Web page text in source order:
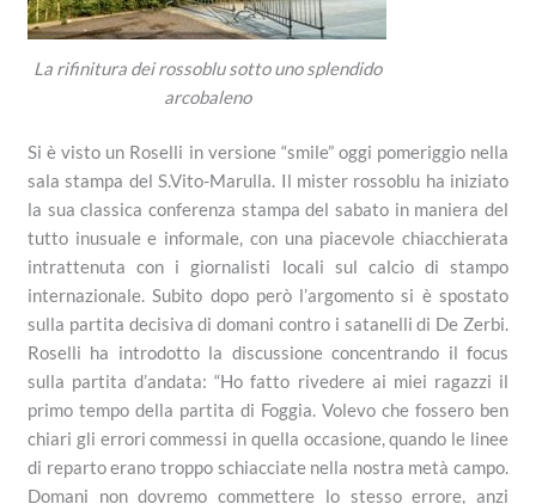
La rifinitura dei rossoblu sotto uno splendido
arcobaleno
Si è visto un Roselli in versione “smile” oggi pomeriggio nella
sala stampa del S.Vito-Marulla. Il mister rossoblu ha iniziato
la sua classica conferenza stampa del sabato in maniera del
tutto inusuale e informale, con una piacevole chiacchierata
intrattenuta con i giornalisti locali sul calcio di stampo
internazionale. Subito dopo però l’argomento si è spostato
sulla partita decisiva di domani contro i satanelli di De Zerbi.
Roselli ha introdotto la discussione concentrando il focus
sulla partita d’andata: “Ho fatto rivedere ai miei ragazzi il
primo tempo della partita di Foggia. Volevo che fossero ben
chiari gli errori commessi in quella occasione, quando le linee
di reparto erano troppo schiacciate nella nostra metà campo.
Domani non dovremo commettere lo stesso errore, anzi